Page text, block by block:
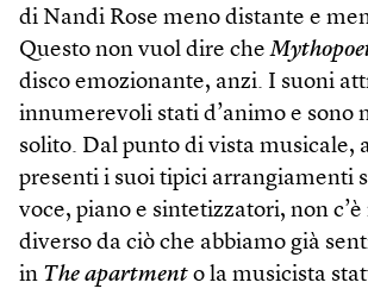
di Nandi Rose meno distante e
Questo non vuol dire che
disco emozionante, anzi. I suoni
innumerevoli stati d’animo e sono
solito. Dal punto di vista musicale,
presenti i suoi tipici arrangiamenti
voce, piano e sintetizzatori, non
diverso da ciò che abbiamo già
in The apartment o la musicista